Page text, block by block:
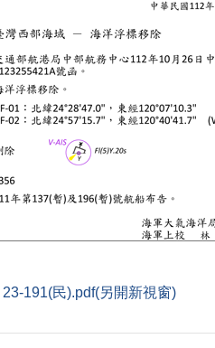
23-191(民).pdf(另開新視窗)